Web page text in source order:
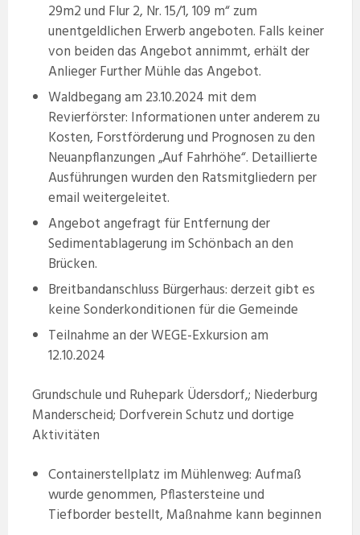
29m2 und Flur 2, Nr. 15/1, 109 m“ zum
unentgeldlichen Erwerb angeboten. Falls keiner
von beiden das Angebot annimmt, erhält der
Anlieger Further Mühle das Angebot.
Waldbegang am 23.10.2024 mit dem
Revierförster: Informationen unter anderem zu
Kosten, Forstförderung und Prognosen zu den
Neuanpflanzungen „Auf Fahrhöhe“. Detaillierte
Ausführungen wurden den Ratsmitgliedern per
email weitergeleitet.
Angebot angefragt für Entfernung der
Sedimentablagerung im Schönbach an den
Brücken.
Breitbandanschluss Bürgerhaus: derzeit gibt es
keine Sonderkonditionen für die Gemeinde
Teilnahme an der WEGE-Exkursion am
12.10.2024
Grundschule und Ruhepark Üdersdorf,; Niederburg
Manderscheid; Dorfverein Schutz und dortige
Aktivitäten
Containerstellplatz im Mühlenweg: Aufmaß
wurde genommen, Pflastersteine und
Tiefborder bestellt, Maßnahme kann beginnen